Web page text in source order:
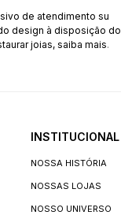
de atendimento su
design à disposição do
joias, saiba mais.
INSTITUCIONAL
NOSSA HISTÓRIA
NOSSAS LOJAS
NOSSO UNIVERSO